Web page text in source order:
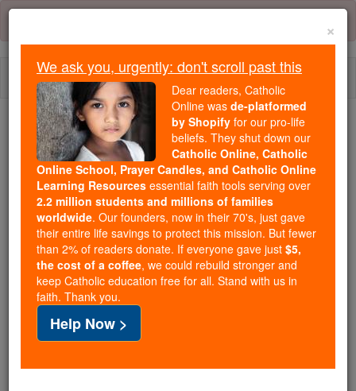
Skip
content
Because of You, 2.2 Million
Students Are Being Formed in the
Faith
Because of generous supporters like you,
Catholic Online School has already delivered
free, faithful Catholic education to over 2.2
million students across 193 countries. In an age
of noise and algorithms, you are helping form
souls with truth, prayer, Scripture, and Christ.
If everyone who reads this gave just $5 — the
×
We ask you, urgently: don't scroll past this
Dear readers, Catholic
Online was de-platformed
by Shopify for our pro-life
beliefs. They shut down our
Catholic Online, Catholic
Online School, Prayer Candles, and Catholic Online
Learning Resources essential faith tools serving over
2.2 million students and millions of families
worldwide. Our founders, now in their 70's, just gave
their entire life savings to protect this mission. But fewer
than 2% of readers donate. If everyone gave just $5,
the cost of a coffee, we could rebuild stronger and
keep Catholic education free for all. Stand with us in
faith. Thank you.
Help Now >